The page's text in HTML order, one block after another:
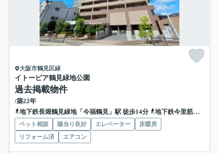
大阪市鶴見区緑
イトーピア鶴見緑地公園
過去掲載物件
/築22年
地下鉄長堀鶴見緑地「今福鶴見」駅 徒歩14分
地下鉄今里筋線「新森古市」駅 徒歩17分
ペット相談 陽当り良好 エレベーター
床暖房
リフォーム済
エアコン